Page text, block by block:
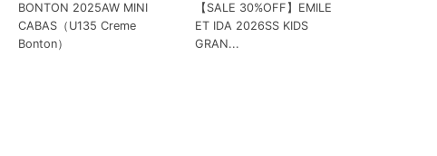
BONTON 2025AW MINI
CABAS（U135 Creme
Bonton）
【SALE 30%OFF】EMILE
ET IDA 2026SS KIDS
GRAN...